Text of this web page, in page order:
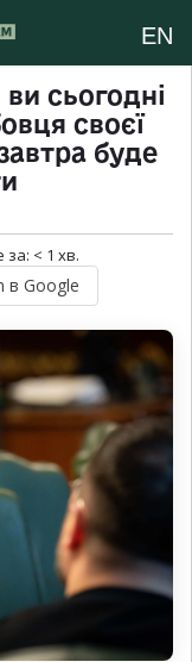
EN
сьогодні
своєї
буде
за: < 1 хв.
в Google